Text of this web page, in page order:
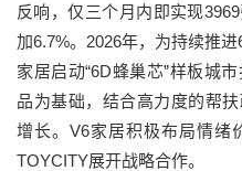
反响，仅三个月内即实现
加6.7%。2026年，为持续推
家居启动“6D蜂巢芯”样板城
品为基础，结合高力度的帮
增长。V6家居积极布局情绪
TOYCITY展开战略合作。